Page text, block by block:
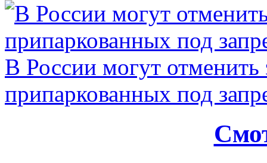
В России могут
припаркованных под